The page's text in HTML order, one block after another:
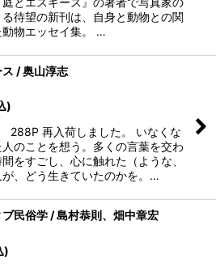
待望の新刊は、自身と動物との関
動物エッセイ集。 …
/ 奥山淳志
)
再入荷しました。 いなくな
のことを想う。多くの言葉を交わ
をすごし、心に触れた（ような、
、どう生きていたのかを。 …
民俗学 / 島村恭則、畑中章宏
)